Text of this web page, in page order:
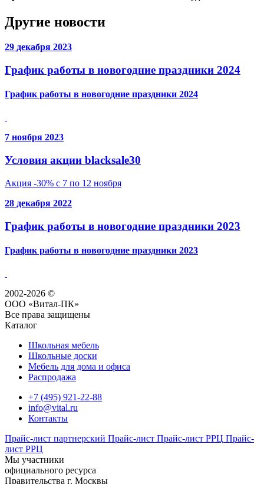
Другие новости
29 декабря 2023
График работы в новогодние праздники 2024
График работы в новогодние праздники 2024
7 ноября 2023
Условия акции blacksale30
Акция -30% с 7 по 12 ноября
28 декабря 2022
График работы в новогодние праздники 2023
График работы в новогодние праздники 2023
2002-2026 ©
ООО «Витал-ПК»
Все права защищены
Каталог
Школьная мебель
Школьные доски
Мебель для дома и офиса
Распродажа
+7 (495) 921-22-88
info@vital.ru
Контакты
Прайс-лист партнерский Прайс-лист Прайс-лист РРЦ Прайс-
лист РРЦ
Мы участники
официального ресурса
Правительства г. Москвы